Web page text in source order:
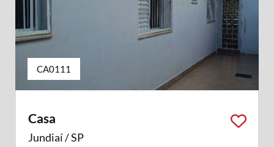
CA0111
Casa
Jundiaí / SP